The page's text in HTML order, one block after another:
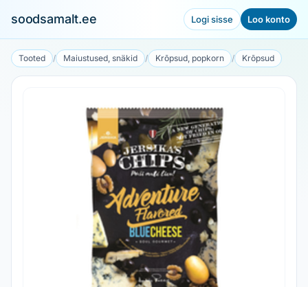
soodsamalt.ee Logi sisse Loo konto
Tooted / Maiustused, snäkid / Krõpsud, popkorn / Krõpsud